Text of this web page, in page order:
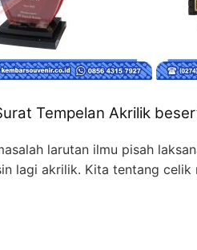
Tempelan Akrilik
larutan ilmu pisah
lagi akrilik. Kita tentang